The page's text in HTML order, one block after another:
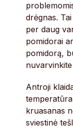
drėgnas.
per daug
pomidorai
pomidorą,
Antroji
kruasanas
sviestinė